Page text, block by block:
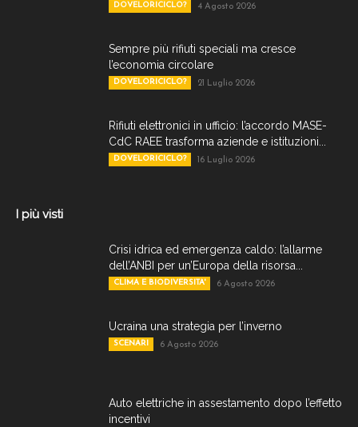
DOVELORICICLO? 4 Agosto 2026
Sempre più rifiuti speciali ma cresce
l’economia circolare
DOVELORICICLO? 21 Luglio 2026
Rifiuti elettronici in ufficio: l’accordo MASE-
CdC RAEE trasforma aziende e istituzioni...
DOVELORICICLO? 16 Luglio 2026
I più visti
Crisi idrica ed emergenza caldo: l’allarme
dell’ANBI per un’Europa della risorsa...
CLIMA E BIODIVERSITA' 6 Agosto 2026
Ucraina una strategia per l’inverno
SCENARI 6 Agosto 2026
Auto elettriche in assestamento dopo l’effetto
incentivi